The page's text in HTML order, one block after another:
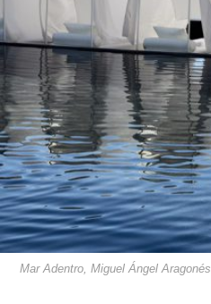
Mar Adentro, Miguel Ángel Aragonés